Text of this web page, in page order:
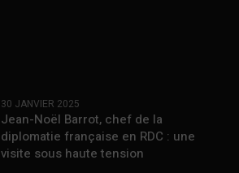
30 JANVIER 2025
Jean-Noël Barrot, chef de la
diplomatie française en RDC : une
visite sous haute tension